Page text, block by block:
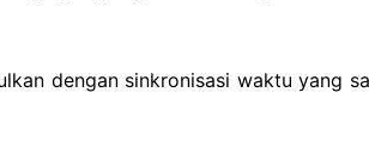
dengan sinkronisasi waktu yang